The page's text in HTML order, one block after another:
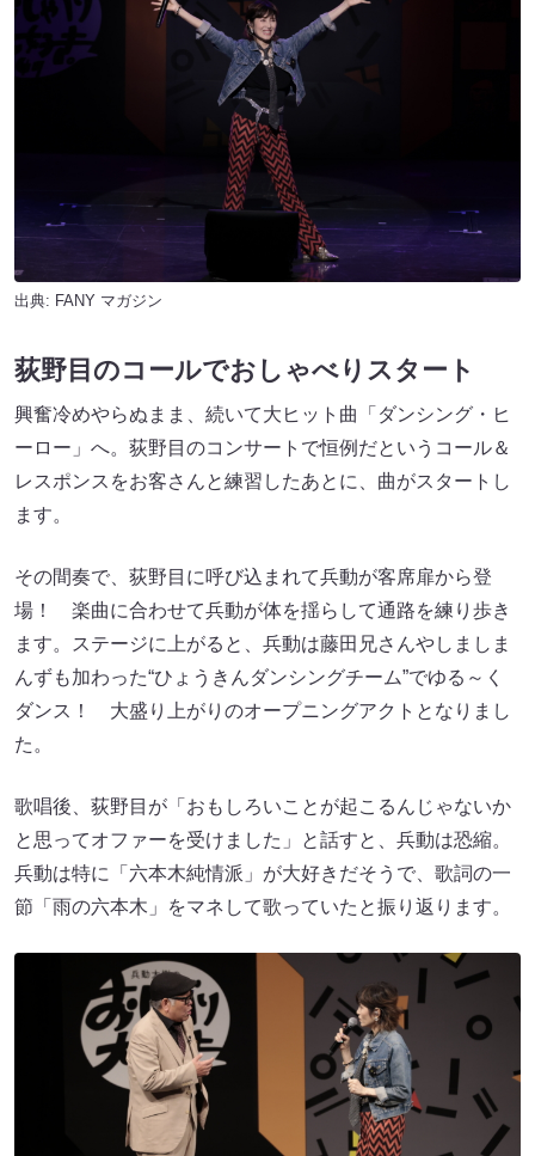
出典: FANY マガジン
荻野目のコールでおしゃべりスタート
興奮冷めやらぬまま、続いて大ヒット曲「ダンシング・ヒ
ーロー」へ。荻野目のコンサートで恒例だというコール＆
レスポンスをお客さんと練習したあとに、曲がスタートし
ます。
その間奏で、荻野目に呼び込まれて兵動が客席扉から登
場！ 楽曲に合わせて兵動が体を揺らして通路を練り歩き
ます。ステージに上がると、兵動は藤田兄さんやしましま
んずも加わった“ひょうきんダンシングチーム”でゆる～く
ダンス！ 大盛り上がりのオープニングアクトとなりまし
た。
歌唱後、荻野目が「おもしろいことが起こるんじゃないか
と思ってオファーを受けました」と話すと、兵動は恐縮。
兵動は特に「六本木純情派」が大好きだそうで、歌詞の一
節「雨の六本木」をマネして歌っていたと振り返ります。